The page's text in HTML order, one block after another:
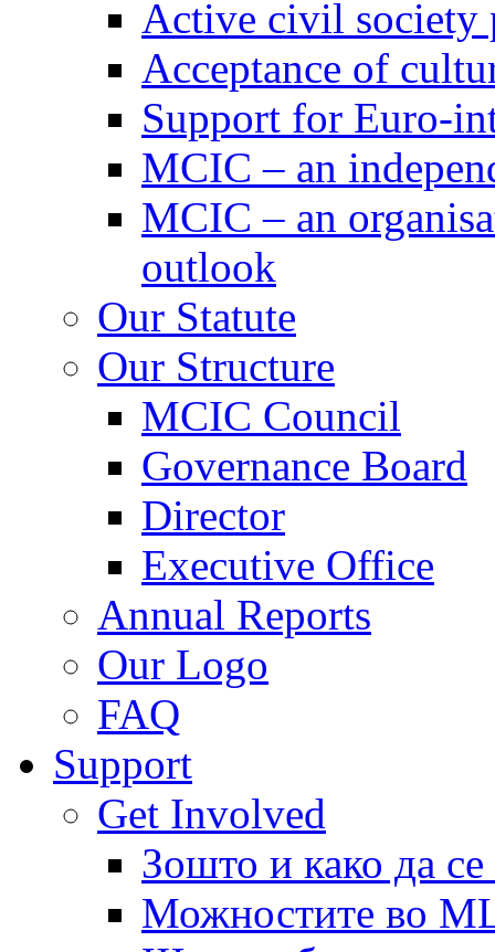
Active civil society
Acceptance of
Support for Euro-
MCIC – an
MCIC – an
outlook
Our Statute
Our Structure
MCIC Council
Governance Board
Director
Executive Office
Annual Reports
Our Logo
FAQ
Support
Get Involved
Зошто и како да
Можностите во